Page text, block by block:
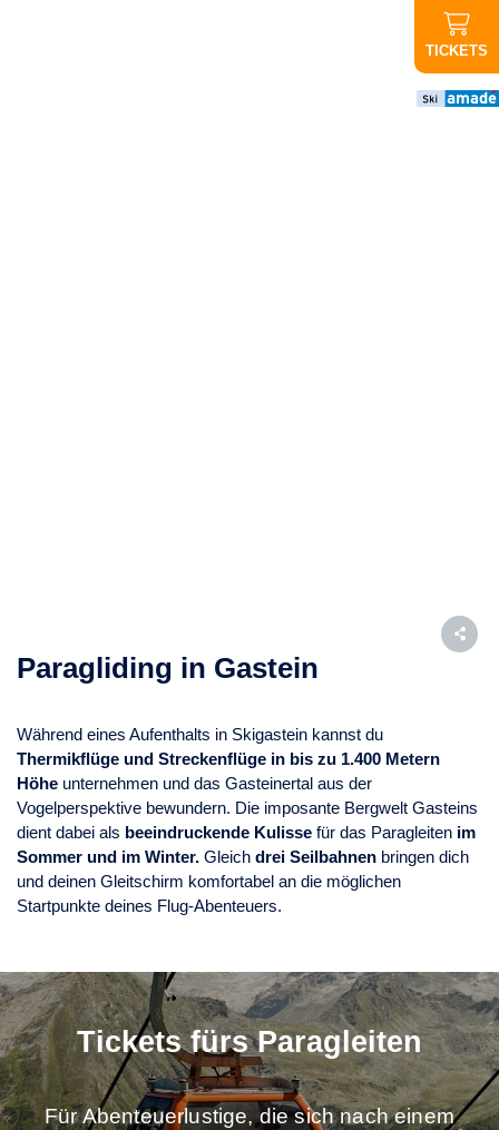
TICKETS
Paragliding in Gastein
Während eines Aufenthalts in Skigastein kannst du
Thermikflüge und Streckenflüge in bis zu 1.400 Metern
Höhe unternehmen und das Gasteinertal aus der
Vogelperspektive bewundern. Die imposante Bergwelt Gasteins
dient dabei als beeindruckende Kulisse für das Paragleiten im
Sommer und im Winter. Gleich drei Seilbahnen bringen dich
und deinen Gleitschirm komfortabel an die möglichen
Startpunkte deines Flug-Abenteuers.
Tickets fürs Paragleiten
Für Abenteuerlustige, die sich nach einem